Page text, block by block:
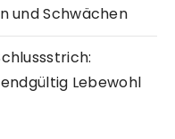
und Schwächen
Lebewohl